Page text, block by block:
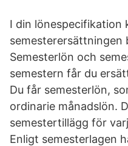
I din lönespecifikation
semesterersättningen
Semesterlön och
semestern får du
Du får semesterlön,
ordinarie månadslön.
semestertillägg för
Enligt semesterlagen